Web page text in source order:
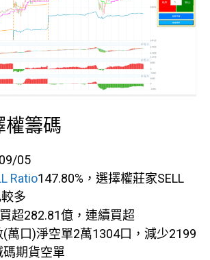
權籌碼
05
Ratio147.80%，選擇權莊家SELL
多
超282.81億，連續買超
萬口)淨空單2萬1304口，減少2199
期貨空單